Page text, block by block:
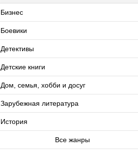
Бизнес
Боевики
Детективы
Детские книги
Дом, семья, хобби и досуг
Зарубежная литература
История
Все жанры